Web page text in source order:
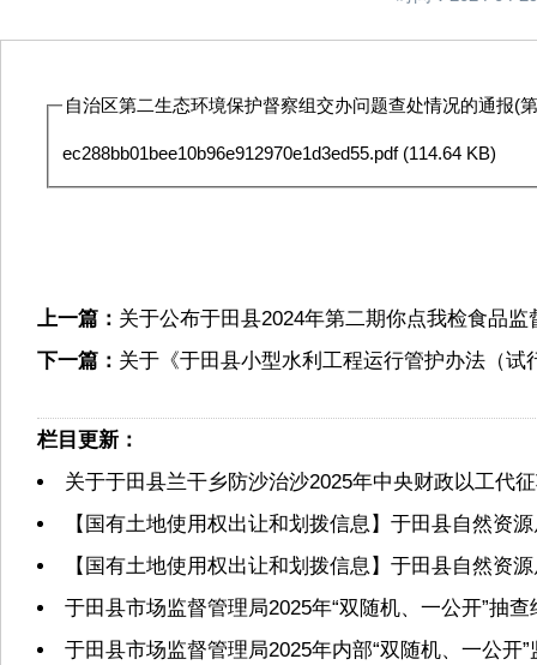
自治区第二生态环境保护督察组交办问题查处情况的通报(
ec288bb01bee10b96e912970e1d3ed55.pdf(114.64 KB)
上一篇： 关于公布于田县2024年第二期你点我检食品
下一篇： 关于《于田县小型水利工程运行管护办法（
栏目更新：
关于于田县兰干乡防沙治沙2025年中央财政以工代
【国有土地使用权出让和划拨信息】于田县自然资
【国有土地使用权出让和划拨信息】于田县自然资
于田县市场监督管理局2025年“双随机、一公开”抽查
于田县市场监督管理局2025年内部“双随机、一公开